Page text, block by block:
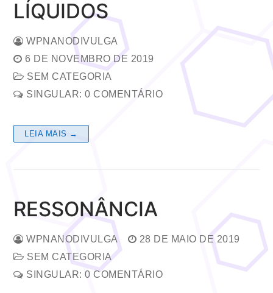
LÍQUIDOS
WPNANODIVULGA
6 DE NOVEMBRO DE 2019
SEM CATEGORIA
SINGULAR: 0 COMENTÁRIO
LEIA MAIS →
RESSONÂNCIA
WPNANODIVULGA
28 DE MAIO DE 2019
SEM CATEGORIA
SINGULAR: 0 COMENTÁRIO